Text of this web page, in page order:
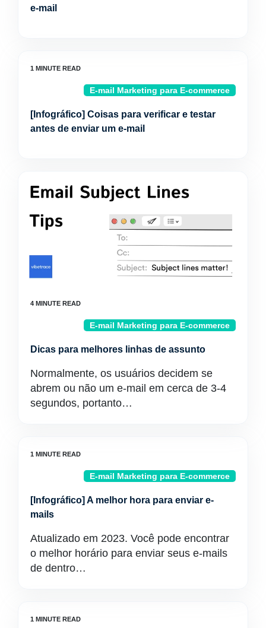
e-mail
E-mail Marketing para E-commerce
[Infográfico] Coisas para verificar e testar
antes de enviar um e-mail
E-mail Marketing para E-commerce
Dicas para melhores linhas de assunto
Normalmente, os usuários decidem se
abrem ou não um e-mail em cerca de 3-4
segundos, portanto…
E-mail Marketing para E-commerce
[Infográfico] A melhor hora para enviar e-
mails
Atualizado em 2023. Você pode encontrar
o melhor horário para enviar seus e-mails
de dentro…